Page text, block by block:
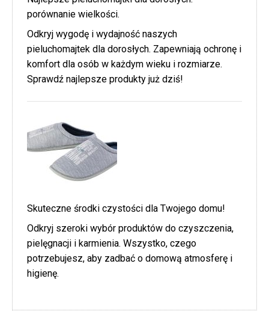
porównanie wielkości.
Odkryj wygodę i wydajność naszych
pieluchomajtek dla dorosłych. Zapewniają ochronę i
komfort dla osób w każdym wieku i rozmiarze.
Sprawdź najlepsze produkty już dziś!
Skuteczne środki czystości dla Twojego domu!
Odkryj szeroki wybór produktów do czyszczenia,
pielęgnacji i karmienia. Wszystko, czego
potrzebujesz, aby zadbać o domową atmosferę i
higienę.